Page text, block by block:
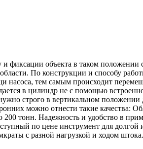
объекта в таком положении
По конструкции и способу
насоса, тем самым происходит
в цилиндр не с помощью
строго в вертикальном
можно отнести такие качества:
200 тонн. Надежность и удобство в
по цене инструмент для долгой
с разной нагрузкой и ходом